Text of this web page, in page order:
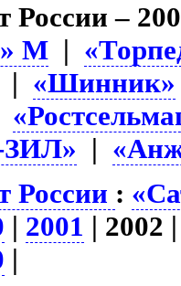
России –
М |
| «Шинник»
ЗИЛ» |
России :
| 2001 | 2002
|